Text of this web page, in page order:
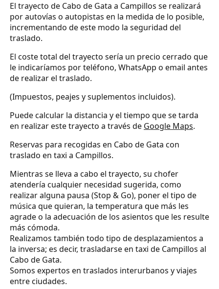
El trayecto de Cabo de Gata a Campillos se realizará
por autovías o autopistas en la medida de lo posible,
incrementando de este modo la seguridad del
traslado.
El coste total del trayecto sería un precio cerrado que
le indicaríamos por teléfono, WhatsApp o email antes
de realizar el traslado.
(Impuestos, peajes y suplementos incluidos).
Puede calcular la distancia y el tiempo que se tarda
en realizar este trayecto a través de Google Maps.
Reservas para recogidas en Cabo de Gata con
traslado en taxi a Campillos.
Mientras se lleva a cabo el trayecto, su chofer
atendería cualquier necesidad sugerida, como
realizar alguna pausa (Stop & Go), poner el tipo de
música que quieran, la temperatura que más les
agrade o la adecuación de los asientos que les resulte
más cómoda.
Realizamos también todo tipo de desplazamientos a
la inversa; es decir, trasladarse en taxi de Campillos al
Cabo de Gata.
Somos expertos en traslados interurbanos y viajes
entre ciudades.